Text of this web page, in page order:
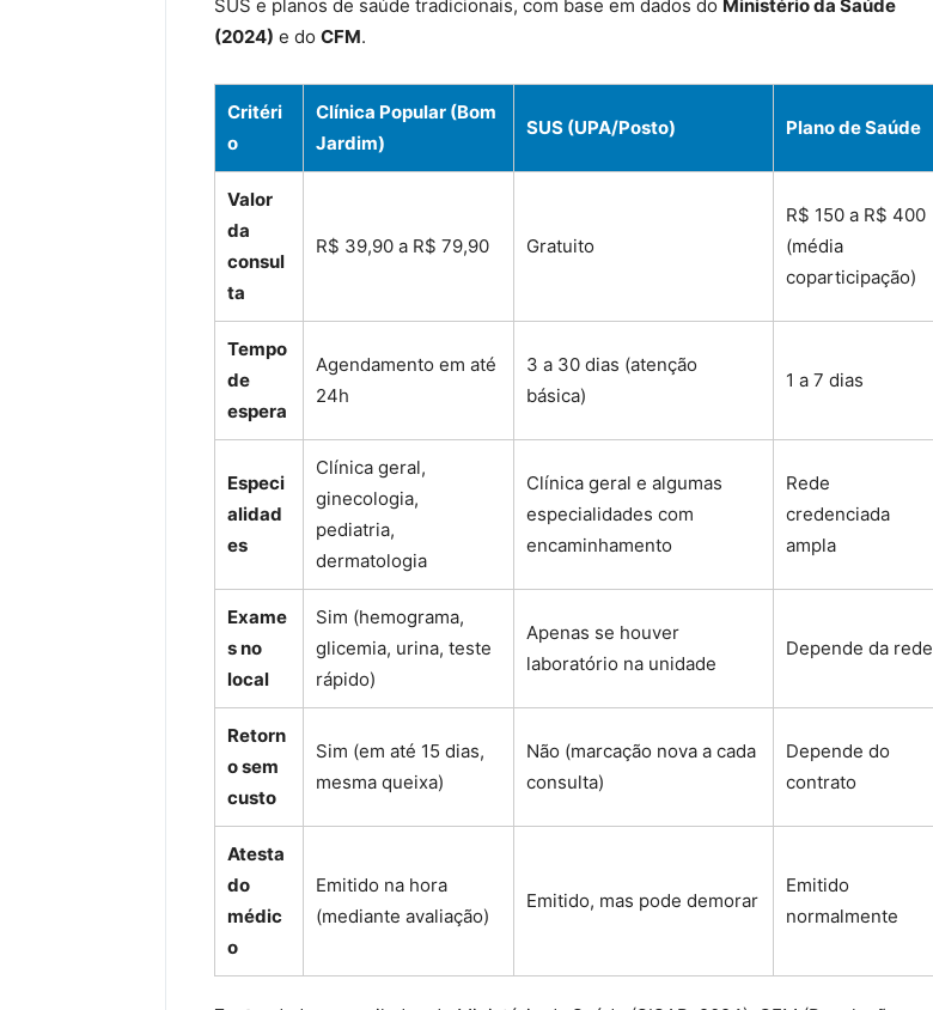
SUS e planos de saúde tradicionais, com base em dados do Ministério da Saúde
(2024) e do CFM.
Critéri
o
Clínica Popular (Bom
Jardim)
SUS (UPA/Posto) Plano de Saúde
Valor
da
consul
ta
R$ 39,90 a R$ 79,90 Gratuito
R$ 150 a R$ 400
(média
coparticipação)
Tempo
de
espera
Agendamento em até
24h
3 a 30 dias (atenção
básica)
1 a 7 dias
Especi
alidad
es
Clínica geral,
ginecologia,
pediatria,
dermatologia
Clínica geral e algumas
especialidades com
encaminhamento
Rede
credenciada
ampla
Exame
s no
local
Sim (hemograma,
glicemia, urina, teste
rápido)
Apenas se houver
laboratório na unidade
Depende da rede
Retorn
o sem
custo
Sim (em até 15 dias,
mesma queixa)
Não (marcação nova a cada
consulta)
Depende do
contrato
Atesta
do
médic
o
Emitido na hora
(mediante avaliação)
Emitido, mas pode demorar
Emitido
normalmente